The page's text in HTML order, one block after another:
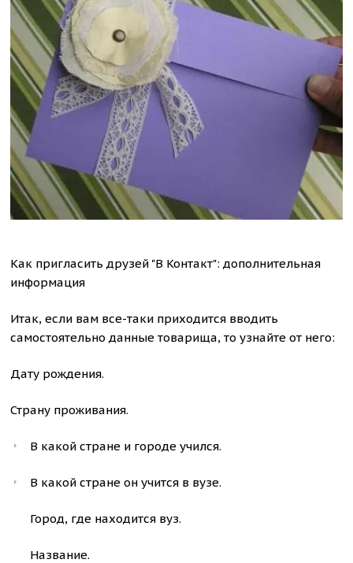
Как пригласить друзей "В Контакт": дополнительная
информация
Итак, если вам все-таки приходится вводить
самостоятельно данные товарища, то узнайте от него:
Дату рождения.
Страну проживания.
В какой стране и городе учился.
В какой стране он учится в вузе.
Город, где находится вуз.
Название.